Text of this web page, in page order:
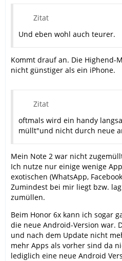
Zitat
Und eben wohl auch teurer.
Kommt drauf an. Die Highend-
nicht günstiger als ein iPhone.
Zitat
oftmals wird ein handy
müllt"und nicht durch neue
Mein Note 2 war nicht
Ich nutze nur einige wenige
exotischen (WhatsApp,
Zumindest bei mir liegt bzw.
zumüllen.
Beim Honor 6x kann ich sogar
die neue Android-Version war.
und nach dem Update nicht
mehr Apps als vorher sind da
lediglich eine neue Android